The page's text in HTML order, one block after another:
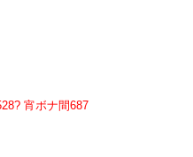
宵ボナ間687